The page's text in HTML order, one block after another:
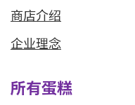
商店介绍
企业理念
所有蛋糕